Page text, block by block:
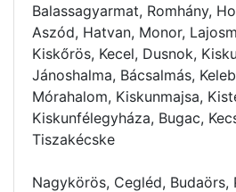
Balassagyarmat, Romhány,
Aszód, Hatvan, Monor,
Kiskőrös, Kecel, Dusnok,
Jánoshalma, Bácsalmás,
Mórahalom, Kiskunmajsa,
Kiskunfélegyháza, Bugac,
Tiszakécske
Nagykörös, Cegléd, Budaörs,